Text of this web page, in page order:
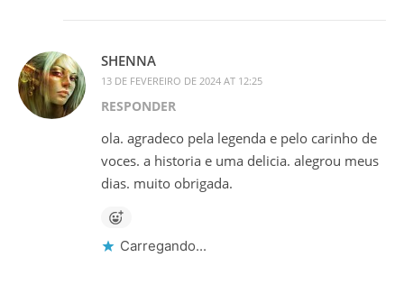
SHENNA
13 DE FEVEREIRO DE 2024 AT 12:25
RESPONDER
ola. agradeco pela legenda e pelo carinho de
voces. a historia e uma delicia. alegrou meus
dias. muito obrigada.
Carregando...